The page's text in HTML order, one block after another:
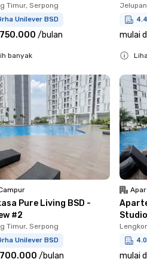
Timur, Serpong
Unilever BSD
/bulan
banyak
mulai
Pure Living BSD -
#2
Timur, Serpong
Unilever BSD
/bulan mulai